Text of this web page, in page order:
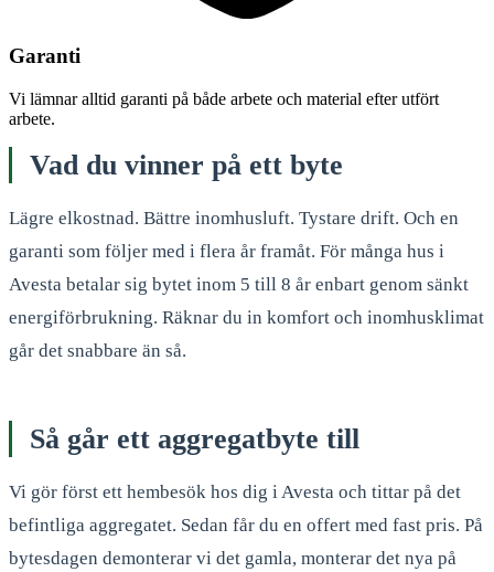
Garanti
Vi lämnar alltid garanti på både arbete och material efter utfört
arbete.
Vad du vinner på ett byte
Lägre elkostnad. Bättre inomhusluft. Tystare drift. Och en
garanti som följer med i flera år framåt. För många hus i
Avesta betalar sig bytet inom 5 till 8 år enbart genom sänkt
energiförbrukning. Räknar du in komfort och inomhusklimat
går det snabbare än så.
Så går ett aggregatbyte till
Vi gör först ett hembesök hos dig i Avesta och tittar på det
befintliga aggregatet. Sedan får du en offert med fast pris. På
bytesdagen demonterar vi det gamla, monterar det nya på